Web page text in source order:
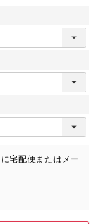
に宅配便またはメー